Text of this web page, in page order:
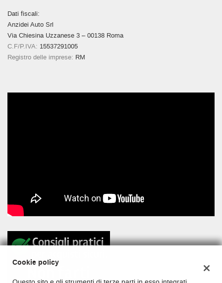
Dati fiscali:
Anzidei Auto Srl
Via Chiesina Uzzanese 3 – 00138 Roma
C.F/P.IVA: 15537291005
Registro delle imprese: RM
Cookie policy